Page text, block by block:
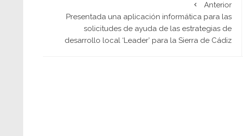
Anterior
Presentada una aplicación informática para las
solicitudes de ayuda de las estrategias de
desarrollo local ‘Leader’ para la Sierra de Cádiz